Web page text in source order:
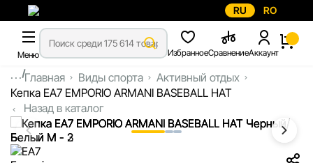
RU RO
Меню ИзбранноеСравнениеАккаунт
...Главная Виды спорта
Активный отдых
Кепка EA7 EMPORIO ARMANI BASEBALL HAT
Назад в каталог